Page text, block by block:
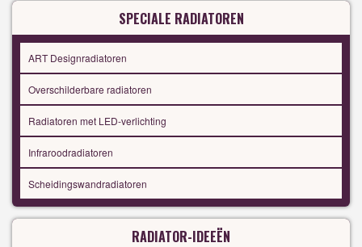
SPECIALE RADIATOREN
ART Designradiatoren
Overschilderbare radiatoren
Radiatoren met LED-verlichting
Infraroodradiatoren
Scheidingswandradiatoren
RADIATOR-IDEEËN